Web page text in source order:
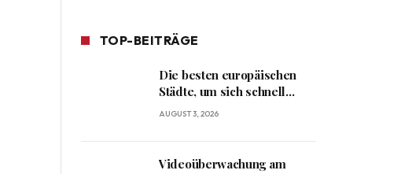
TOP-BEITRÄGE
Die besten europäischen
Städte, um sich schnell
heimisch zu fühlen
AUGUST 3, 2026
Videoüberwachung am